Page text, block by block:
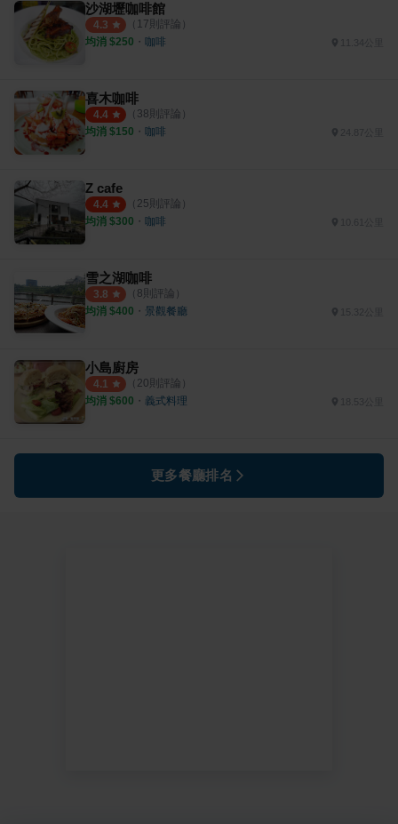
沙湖壢咖啡館
4.3 （ 17則評論）
均消 $250 ・ 咖啡 11.34公里
喜木咖啡
4.4 （ 38則評論）
均消 $150 ・ 咖啡 24.87公里
Z cafe
4.4 （ 25則評論）
均消 $300 ・ 咖啡
雪之湖咖啡
3.8 （ 8則評論）
均消 $400 ・ 景觀餐廳 15.32公里
小島廚房
4.1 （ 20則評論）
均消 $600 ・ 義式料理 18.53公里
更多餐廳排名